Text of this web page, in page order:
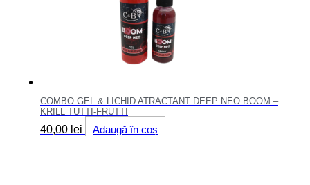
COMBO GEL & LICHID ATRACTANT DEEP NEO BOOM –
KRILL TUTTI-FRUTTI
40,00 lei Adaugă în coș